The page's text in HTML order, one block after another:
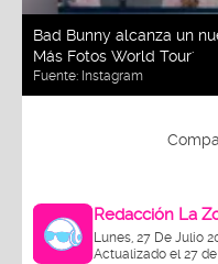
Bad Bunny alcanza un
Más Fotos World Tour'
Fuente: Instagram
Redacción La
Lunes, 27 De Julio
Actualizado el 27 de